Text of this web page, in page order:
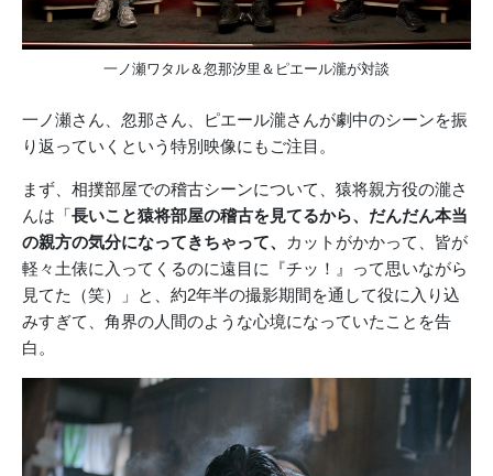
一ノ瀬ワタル＆忽那汐里＆ピエール瀧が対談
一ノ瀬さん、忽那さん、ピエール瀧さんが劇中のシーンを振
り返っていくという特別映像にもご注目。
まず、相撲部屋での稽古シーンについて、猿将親方役の瀧さ
んは「長いこと猿将部屋の稽古を見てるから、だんだん本当
の親方の気分になってきちゃって、
カットがかかって、皆が
軽々土俵に入ってくるのに遠目に『チッ！』って思いながら
見てた（笑）」と、約2年半の撮影期間を通して役に入り込
みすぎて、角界の人間のような心境になっていたことを告
白。